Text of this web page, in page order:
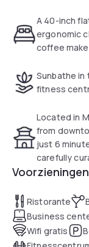
Enjoy a daily free
Miami Midtown,
breakfast bag.
workout in the
this Miami
Vibrant
minutes' walk.
murals and is only
accommodations.
A 40-inch
ergonomic
coffee
Sunbathe
fitness
Located in
from
just 6
carefully
Voorzieningen
Ristorante
Business
Wifi gratis